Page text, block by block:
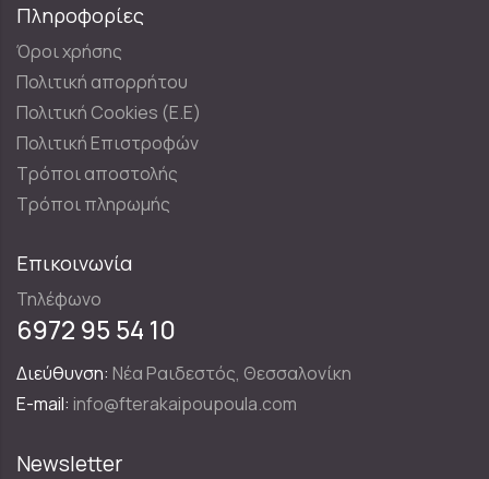
Πληροφορίες
Όροι χρήσης
Πολιτική απορρήτου
Πολιτική Cookies (E.E)
Πολιτική Επιστροφών
Τρόποι αποστολής
Τρόποι πληρωμής
Επικοινωνία
Τηλέφωνο
6972 95 54 10
Διεύθυνση: Νέα Ραιδεστός, Θεσσαλονίκη
E-mail: info@fterakaipoupoula.com
Newsletter